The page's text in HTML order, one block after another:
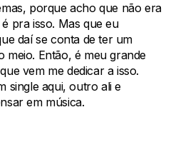
porque acho que não era
pra isso. Mas que eu
daí se conta de ter um
meio. Então, é meu grande
vem me dedicar a isso.
single aqui, outro ali e
em música.